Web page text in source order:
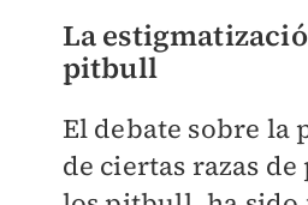
La
pitbull
El debate sobre la
de ciertas razas